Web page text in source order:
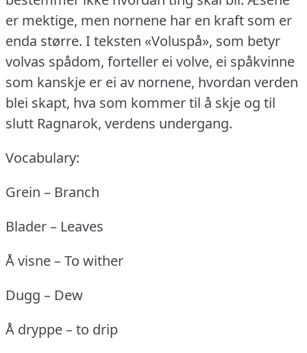
er mektige, men nornene har en kraft som er
enda større. I teksten «Voluspå», som betyr
volvas spådom, forteller ei volve, ei spåkvinne
som kanskje er ei av nornene, hvordan verden
blei skapt, hva som kommer til å skje og til
slutt Ragnarok, verdens undergang.
Vocabulary:
Grein – Branch
Blader – Leaves
Å visne – To wither
Dugg – Dew
Å dryppe – to drip